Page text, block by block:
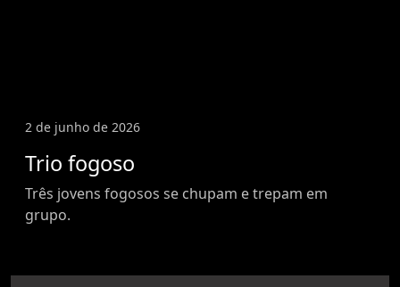
2 de junho de 2026
Trio fogoso
Três jovens fogosos se chupam e trepam em
grupo.